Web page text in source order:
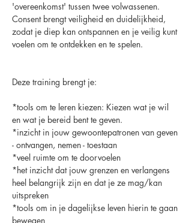
'overeenkomst' tussen twee volwassenen.
Consent brengt veiligheid en duidelijkheid,
zodat je diep kan ontspannen en je veilig kunt
voelen om te ontdekken en te spelen.
Deze training brengt je:
*tools om te leren kiezen: Kiezen wat je wil
en wat je bereid bent te geven.
*inzicht in jouw gewoontepatronen van geven
- ontvangen, nemen - toestaan
*veel ruimte om te doorvoelen
*het inzicht dat jouw grenzen en verlangens
heel belangrijk zijn en dat je ze mag/kan
uitspreken
*tools om in je dagelijkse leven hierin te gaan
bewegen